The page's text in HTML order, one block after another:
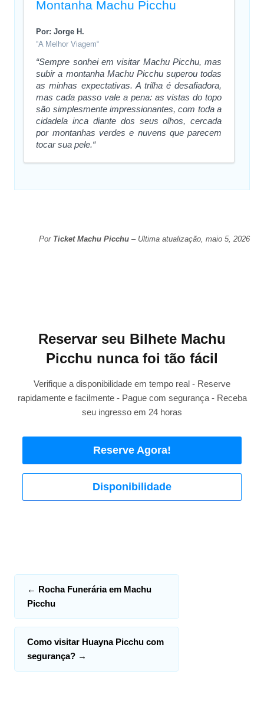
Montanha Machu Picchu
Por: Jorge H.
“A Melhor Viagem“
“Sempre sonhei em visitar Machu Picchu, mas
subir a montanha Machu Picchu superou todas
as minhas expectativas. A trilha é desafiadora,
mas cada passo vale a pena: as vistas do topo
são simplesmente impressionantes, com toda a
cidadela inca diante dos seus olhos, cercada
por montanhas verdes e nuvens que parecem
tocar sua pele.“
Por Ticket Machu Picchu– Ultima atualização, maio 5, 2026
Reservar seu Bilhete Machu
Picchu nunca foi tão fácil
Verifique a disponibilidade em tempo real - Reserve
rapidamente e facilmente - Pague com segurança - Receba
seu ingresso em 24 horas
Reserve Agora!
Disponibilidade
← Rocha Funerária em Machu
Picchu
Como visitar Huayna Picchu com
segurança? →